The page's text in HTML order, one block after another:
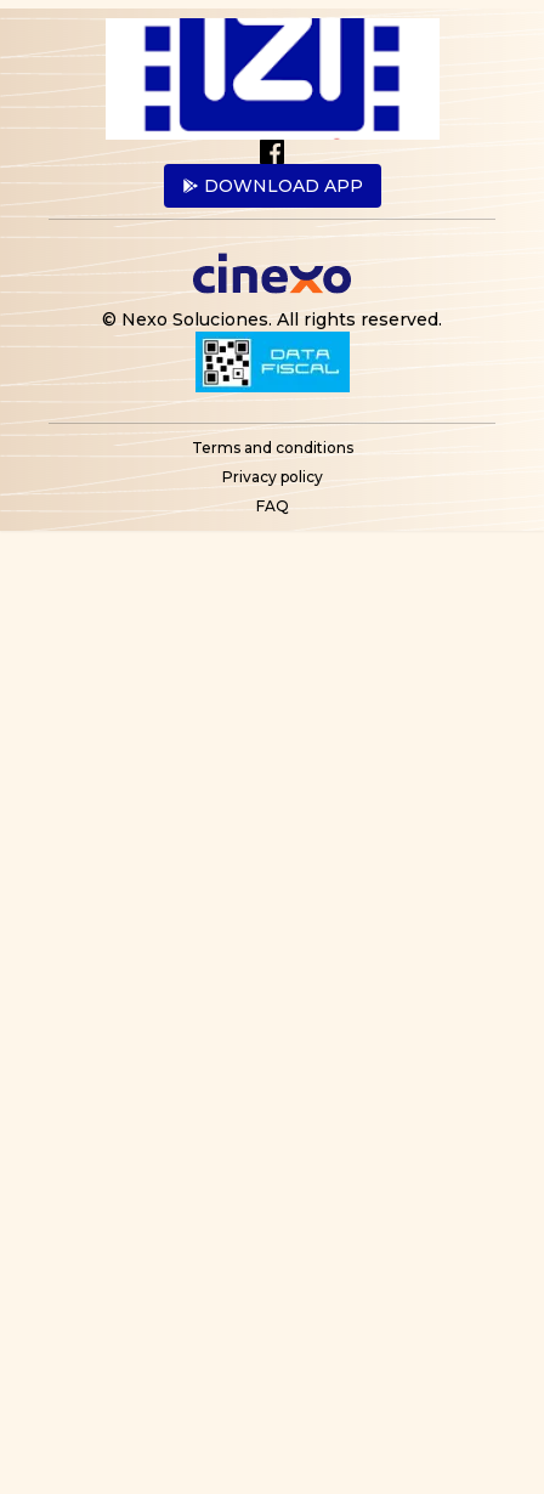
DOWNLOAD APP
© Nexo Soluciones. All rights reserved.
Terms and conditions
Privacy policy
FAQ